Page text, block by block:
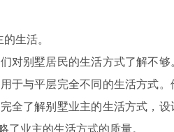
生活。
对别墅居民的生活方式了解不
于与平层完全不同的生活方式
全了解别墅业主的生活方式，
业主的生活方式的质量。